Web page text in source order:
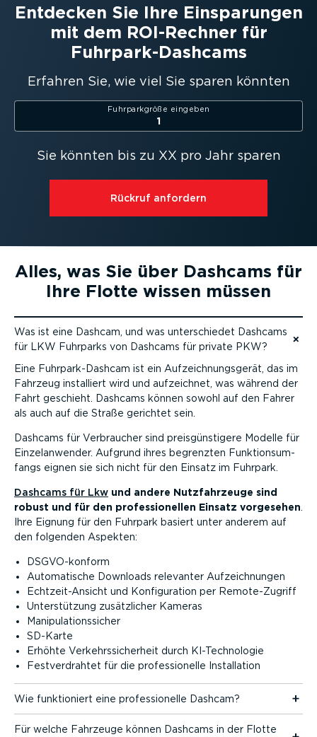
Entdecken Sie Ihre Einspa­rungen
mit dem ROI-Rechner für
Fuhrpar­k-Da­shcams
Erfahren Sie, wie viel Sie sparen könnten
Fuhrpark­größe eingeben
Sie könnten bis zu XX pro Jahr sparen
Rückruf anfordern
Alles, was Sie über Dashcams für
Ihre Flotte wissen müssen
Was ist eine Dashcam, und was unter­schiedet Dashcams
für LKW Fuhrparks von Dashcams für private PKW?
Zum Inhalt
Eine Fuhrpar­k-Da­shcam ist ein Aufzeich­nungs­gerät, das im
Fahrzeug installiert wird und aufzeichnet, was während der
Fahrt geschieht. Dashcams können sowohl auf den Fahrer
als auch auf die Straße gerichtet sein.
Dashcams für Verbraucher sind preis­güns­tigere Modelle für
Einzel­an­wender. Aufgrund ihres begrenzten Funkti­ons­um­
fangs eignen sie sich nicht für den Einsatz im Fuhrpark.
Dashcams für Lkw und andere Nutzfahr­zeuge sind
robust und für den profes­sio­nellen Einsatz vorgesehen
Ihre Eignung für den Fuhrpark basiert unter anderem auf
den folgenden Aspekten:
DSGVO-­konform
Automa­tische Downloads relevanter Aufzeich­nungen
Echtzeit-An­sicht und Konfi­gu­ration per Remote-Zu­griff
Unter­stützung zusätz­licher Kameras
Manipu­la­ti­ons­sicher
SD-Karte
Erhöhte Verkehrs­si­cherheit durch KI-Tech­no­logie
Festver­drahtet für die profes­sio­nelle Instal­lation
Wie funktio­niert eine profes­sio­nelle Dashcam?
Für welche Fahrzeuge können Dashcams in der Flotte